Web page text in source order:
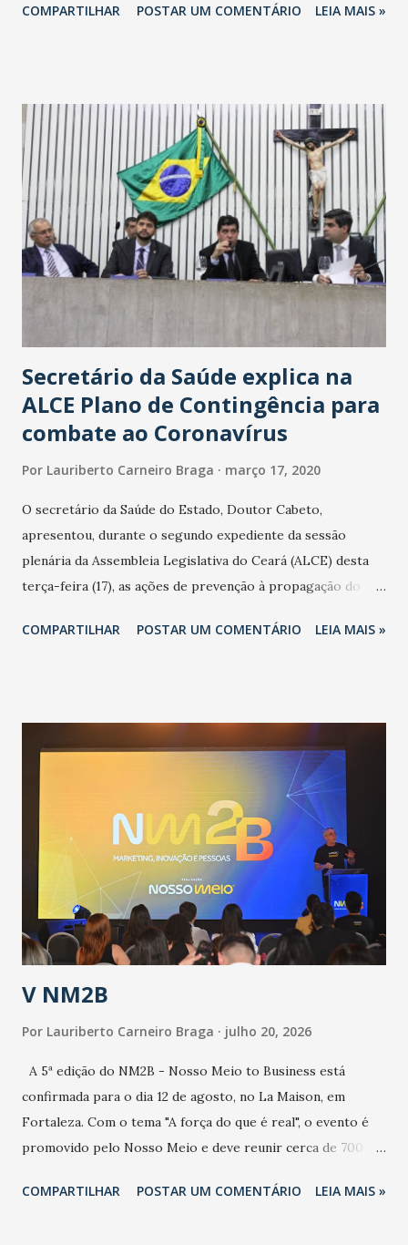
Havan Fortaleza ainda não foi anunciada oficialmente, mas
COMPARTILHAR POSTAR UM COMENTÁRIO LEIA MAIS »
Secretário da Saúde explica na
ALCE Plano de Contingência para
combate ao Coronavírus
Por Lauriberto Carneiro Braga março 17, 2020
O secretário da Saúde do Estado, Doutor Cabeto,
apresentou, durante o segundo expediente da sessão
plenária da Assembleia Legislativa do Ceará (ALCE) desta
terça-feira (17), as ações de prevenção à propagação do
adotadas pelo Governo do Estado na contenção da
população suspeita e de cuidados com os ambientes
públicos e domiciliares. “Nós não estamos vivendo uma
epidemia comum, como temos em todos os anos, com
aumento de casos de dengue, influenza ou H1N1. Trata-se
de uma epidemia com um vírus diferente, com um poder de
contaminação maior que outros coronavírus”, apontou o
secretário. Segundo ele, é uma epidemia com chance de
contaminação alta, podendo gerar um grande risco à
população e ao sistema de saúde. “Precisamos saber fazer a
estratificação do risco da doença, para não so...
COMPARTILHAR POSTAR UM COMENTÁRIO LEIA MAIS »
V NM2B
Por Lauriberto Carneiro Braga julho 20, 2026
A 5ª edição do NM2B - Nosso Meio to Business está
confirmada para o dia 12 de agosto, no La Maison, em
Fortaleza. Com o tema "A força do que é real", o evento é
promovido pelo Nosso Meio e deve reunir cerca de 700
e lideranças do Mercado Nacional. Desde 2022, o NM2B
COMPARTILHAR POSTAR UM COMENTÁRIO LEIA MAIS »